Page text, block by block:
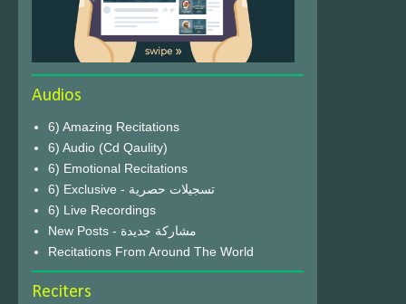
Audios
6) Amazing Recitations
6) Audio (Cd Qaulity)
6) Emotional Recitations
6) Exclusive - تسجيلات حصرية
6) Live Recordings
New Posts - مشاركة جديدة
Recitations From Around The World
Reciters